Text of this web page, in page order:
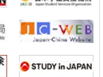
青年研究人員赴海外開
等核心優勢服務社會
定酵素，成功提高光合作